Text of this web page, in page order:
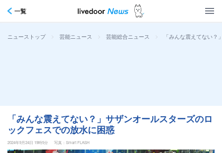
一覧
ニューストップ > 芸能ニュース > 芸能総合ニュース > 「みんな震えてない
「みんな震えてない？」サザンオールスターズのロ
ックフェスでの放水に困惑
2024年9月24日 19時5分 写真：Smart FLASH